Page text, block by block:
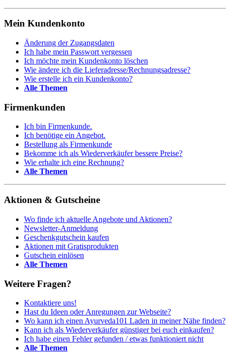
Mein Kundenkonto
Änderung der Zugangsdaten
Ich habe mein Passwort vergessen
Ich möchte mein Kundenkonto löschen
Wie ändere ich die Lieferadresse/Rechnungsadresse?
Wie erstelle ich ein Kundenkonto?
Alle Themen
Firmenkunden
Ich bin Firmenkunde.
Ich benötige ein Angebot.
Bestellung als Firmenkunde
Bekomme ich als Wiederverkäufer bessere Preise?
Wie erhalte ich eine Rechnung?
Alle Themen
Aktionen & Gutscheine
Wo finde ich aktuelle Angebote und Aktionen?
Newsletter-Anmeldung
Geschenkgutschein kaufen
Aktionen mit Gratisprodukten
Gutschein einlösen
Alle Themen
Weitere Fragen?
Kontaktiere uns!
Hast du Ideen oder Anregungen zur Webseite?
Wo kann ich einen Ayurveda101 Laden in meiner Nähe finden?
Kann ich als Wiederverkäufer günstiger bei euch einkaufen?
Ich habe einen Fehler gefunden / etwas funktioniert nicht
Alle Themen